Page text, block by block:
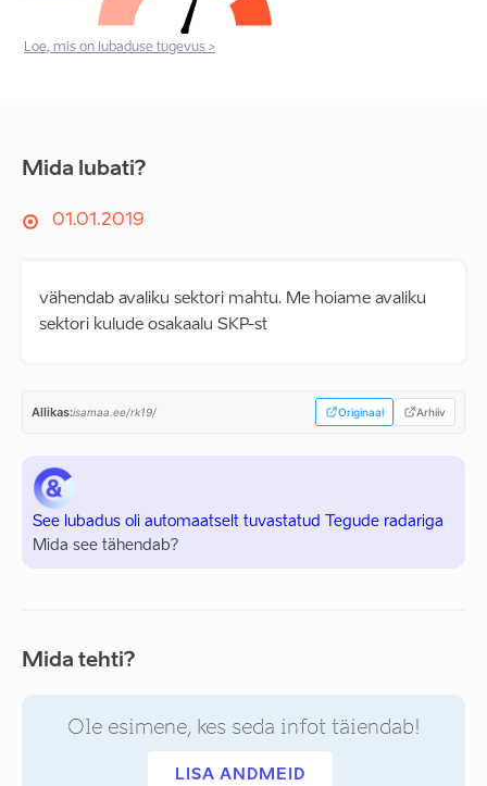
Loe, mis on lubaduse tugevus >
Mida lubati?
01.01.2019
vähendab avaliku sektori mahtu. Me hoiame avaliku
sektori kulude osakaalu SKP-st
Allikas:isamaa.ee/rk19/ Originaal Arhiiv
See lubadus oli automaatselt tuvastatud Tegude radariga
Mida see tähendab?
Mida tehti?
Ole esimene, kes seda infot täiendab!
LISA ANDMEID